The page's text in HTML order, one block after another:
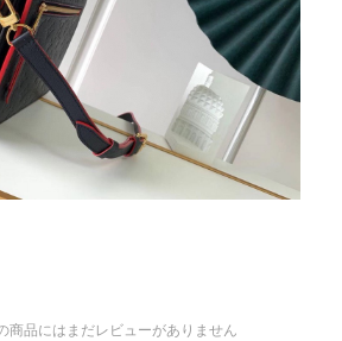
商品にはまだレビューがありません